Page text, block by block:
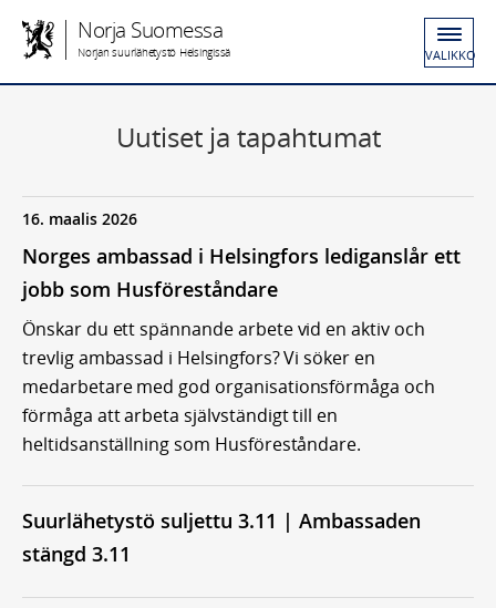
Norja Suomessa
Norjan suurlähetystö Helsingissä VALIKKO
Uutiset ja tapahtumat
16. maalis 2026
Norges ambassad i Helsingfors lediganslår ett
jobb som Husföreståndare
Önskar du ett spännande arbete vid en aktiv och
trevlig ambassad i Helsingfors? Vi söker en
medarbetare med god organisationsförmåga och
förmåga att arbeta självständigt till en
heltidsanställning som Husföreståndare.
Suurlähetystö suljettu 3.11 | Ambassaden
stängd 3.11